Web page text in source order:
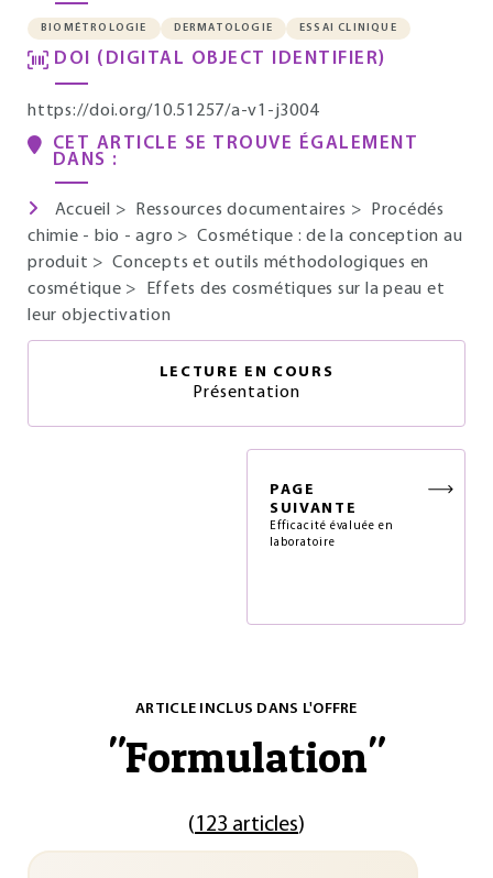
BIOMÉTROLOGIE DERMATOLOGIE ESSAI CLINIQUE
DOI (DIGITAL OBJECT IDENTIFIER)
https://doi.org/10.51257/a-v1-j3004
CET ARTICLE SE TROUVE ÉGALEMENT
DANS :
Accueil > Ressources documentaires >
Procédés
chimie - bio - agro >Cosmétique : de la conception au
produit >Concepts et outils méthodologiques en
cosmétique >
Effets des cosmétiques sur la peau et
leur objectivation
LECTURE EN COURS
Présentation
PAGE
SUIVANTE
Efficacité évaluée en
laboratoire
ARTICLE INCLUS DANS L'OFFRE
"Formulation"
(123 articles)